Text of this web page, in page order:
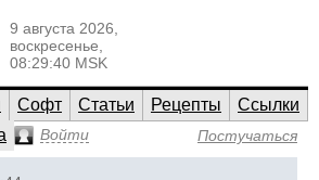
9 августа 2026,
воскресенье,
08:29:40 MSK
Софт Статьи Рецепты
Ссылки
Войти Постучаться